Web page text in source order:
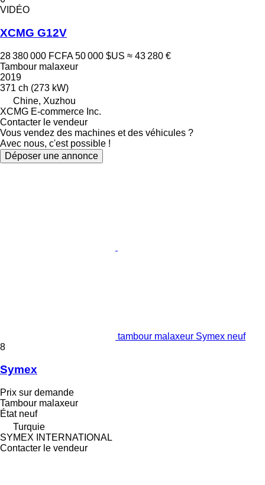
VIDÉO
XCMG G12V
28 380 000 FCFA 50 000 $US ≈ 43 280 €
Tambour malaxeur
2019
371 ch (273 kW)
Chine, Xuzhou
XCMG E-commerce Inc.
Contacter le vendeur
Vous vendez des machines et des véhicules ?
Avec nous, c'est possible !
Déposer une annonce
tambour malaxeur Symex neuf
8
Symex
Prix sur demande
Tambour malaxeur
Étatneuf
Turquie
SYMEX INTERNATIONAL
Contacter le vendeur